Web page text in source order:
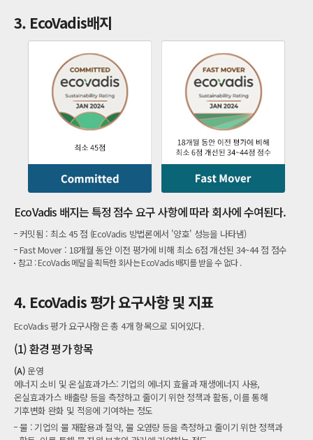
3. EcoVadis배지
EcoVadis 배지는 특정 점수 요구 사항에 따라 회사에 수여된다.
커밋됨 : 최소 45 점 (EcoVadis 방법론에서 '양호' 성능을 나타냄)
Fast Mover : 18개월 동안 이전 평가에 비해 최소 6점 개선된 34~44 점 점수
참고 : EcoVadis 메달을 획득한 회사는 EcoVadis 배지를 받을 수 없다 .
4. EcoVadis 평가 요구사항 및 지표
EcoVadis 평가 요구사항은 총 4개 항목으로 되어있다.
(1) 환경 평가 항목
(A) 운영
에너지 소비 및 온실효과가스: 기업의 에너지 효율과 재생에너지 사용,
온실효과가스 배출량 등을 측정하고 줄이기 위한 정책과 활동, 이를 통해
기후변화 완화 및 적응에 기여하는 정도
물 : 기업의 물 재활용과 절약, 물 오염량 등을 측정하고 줄이기 위한 정책과